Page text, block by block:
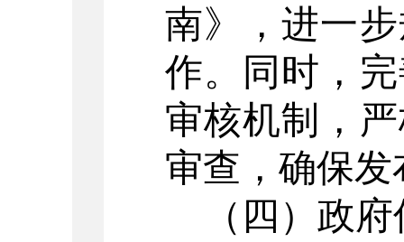
南》，进一步
作。
同时，
审核机制，
审查，确保
（四） 政府